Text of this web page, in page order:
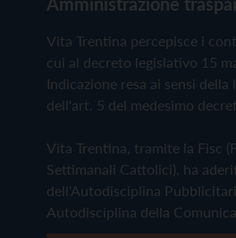
Vita Trentina percepisce i
cui al decreto legislativo 15
Indicazione resa ai sensi
dell'art. 5 del medesimo
Vita Trentina, tramite la Fisc
Settimanali Cattolici), ha
dell'Autodisciplina
Autodisciplina della